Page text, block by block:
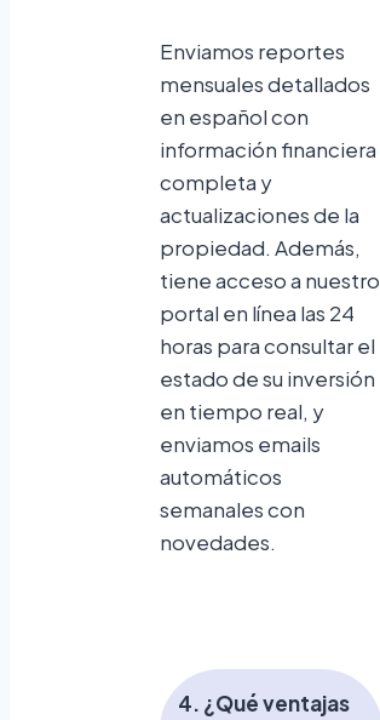
Enviamos reportes
mensuales detallados
en español con
información financiera
completa y
actualizaciones de la
propiedad. Además,
tiene acceso a nuestro
portal en línea las 24
horas para consultar el
estado de su inversión
en tiempo real, y
enviamos emails
automáticos
semanales con
novedades.
4. ¿Qué ventajas